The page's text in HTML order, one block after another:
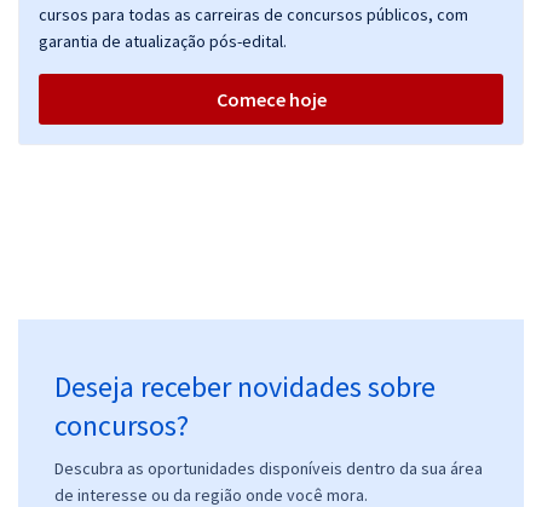
cursos para todas as carreiras de concursos públicos, com
garantia de atualização pós-edital.
Comece hoje
Deseja receber novidades sobre
concursos?
Descubra as oportunidades disponíveis dentro da sua área
de interesse ou da região onde você mora.